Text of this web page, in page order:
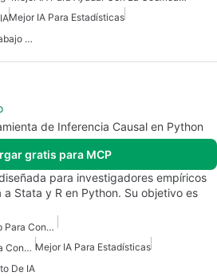
Mejor IA Para Estadísticas
Automatización Del Flujo De Trabajo Del Servidor Mcp
de Inferencia Causal en Python
gratis para MCP
para investigadores empíricos
Stata y R en Python. Su objetivo es
Mejores Herramientas Mcp Para Construir Agentes De Ia
Mejores Herramientas Mcp Para Conectarse A Datos Mejor IA Para Estadísticas
De IA